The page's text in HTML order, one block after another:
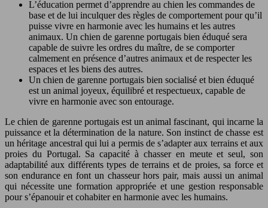
L’éducation permet d’apprendre au chien les commandes de
base et de lui inculquer des règles de comportement pour qu’il
puisse vivre en harmonie avec les humains et les autres
animaux. Un chien de garenne portugais bien éduqué sera
capable de suivre les ordres du maître, de se comporter
calmement en présence d’autres animaux et de respecter les
espaces et les biens des autres.
Un chien de garenne portugais bien socialisé et bien éduqué
est un animal joyeux, équilibré et respectueux, capable de
vivre en harmonie avec son entourage.
Le chien de garenne portugais est un animal fascinant, qui incarne la
puissance et la détermination de la nature. Son instinct de chasse est
un héritage ancestral qui lui a permis de s’adapter aux terrains et aux
proies du Portugal. Sa capacité à chasser en meute et seul, son
adaptabilité aux différents types de terrains et de proies, sa force et
son endurance en font un chasseur hors pair, mais aussi un animal
qui nécessite une formation appropriée et une gestion responsable
pour s’épanouir et cohabiter en harmonie avec les humains.